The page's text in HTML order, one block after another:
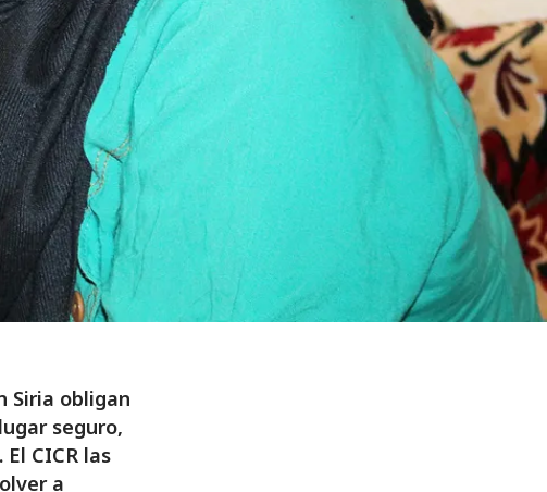
Siria obligan
seguro,
CICR las
a